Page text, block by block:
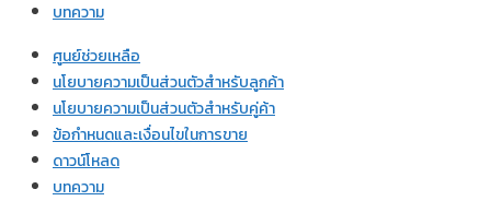
บทความ
ศูนย์ช่วยเหลือ
นโยบายความเป็นส่วนตัวสำหรับลูกค้า
นโยบายความเป็นส่วนตัวสำหรับคู่ค้า
ข้อกำหนดและเงื่อนไขในการขาย
ดาวน์โหลด
บทความ